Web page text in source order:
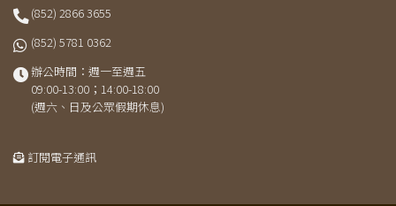
(852) 2866 3655
(852) 5781 0362
辦公時間：週一至週五
09:00-13:00；14:00-18:00
(週六、日及公眾假期休息)
訂閱電子通訊